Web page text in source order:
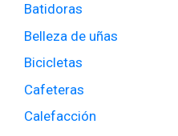
Batidoras
Belleza de uñas
Bicicletas
Cafeteras
Calefacción